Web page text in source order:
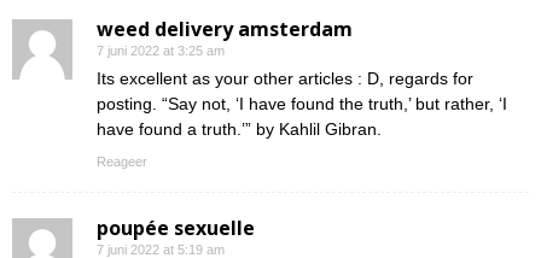
weed delivery amsterdam
7 juni 2022 at 3:25 am
Its excellent as your other articles : D, regards for
posting. “Say not, ‘I have found the truth,’ but rather, ‘I
have found a truth.’” by Kahlil Gibran.
Reageer
poupée sexuelle
7 juni 2022 at 5:19 am